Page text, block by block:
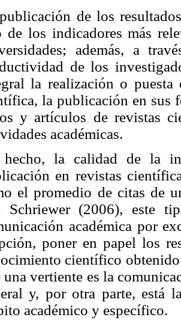
de los
de los indicadores más
además, a
de los
la realización o puesta
la publicación en sus
y artículos de revistas
académicas.
la calidad de la
en revistas
el promedio de citas de
Schriewer (2006), este
académica por
poner en papel los
científico
una vertiente es la
y, por otra parte, está
académico y específico.